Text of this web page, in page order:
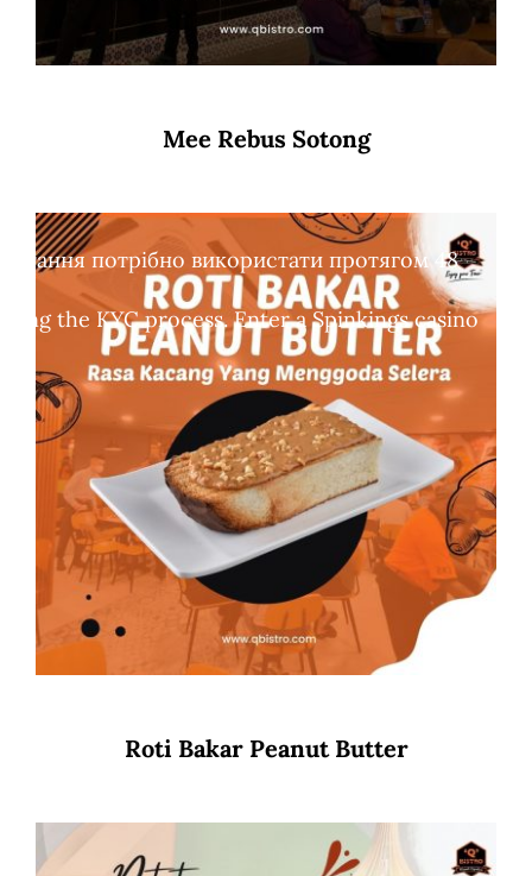
Mee Rebus Sotong
Roti Bakar Peanut Butter
потрібно використати протягом 48
the KYC process. Enter a Spinkings casino